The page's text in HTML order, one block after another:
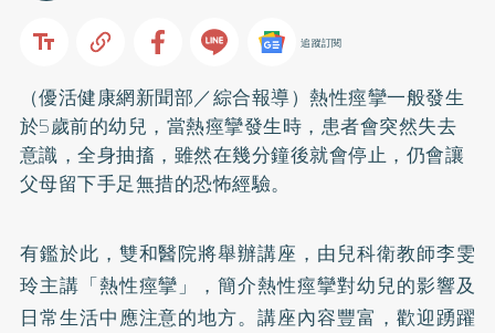
追蹤訂閱
（優活健康網新聞部／綜合報導）熱性痙攣一般發生
於5歲前的幼兒，當熱痙攣發生時，患者會突然失去
意識，全身抽搐，雖然在幾分鐘後就會停止，仍會讓
父母留下手足無措的恐怖經驗。
有鑑於此，雙和醫院將舉辦講座，由兒科衛教師李雯
玲主講「熱性痙攣」，簡介熱性痙攣對幼兒的影響及
日常生活中應注意的地方。講座內容豐富，歡迎踴躍